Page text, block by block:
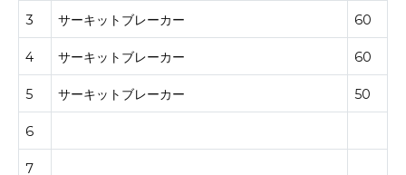
3 サーキットブレーカー 60
4 サーキットブレーカー 60
5 サーキットブレーカー 50
6
7